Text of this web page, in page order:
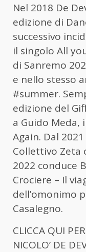
Nel 2018 De
edizione di
successivo
il singolo All
di Sanremo
e nello stesso
#summer.
edizione del
a Guido Meda,
Again. Dal
Collettivo Zeta
2022 conduce
Crociere – Il
dell’omonimo
Casalegno.
CLICCA QUI
NICOLO’ DE